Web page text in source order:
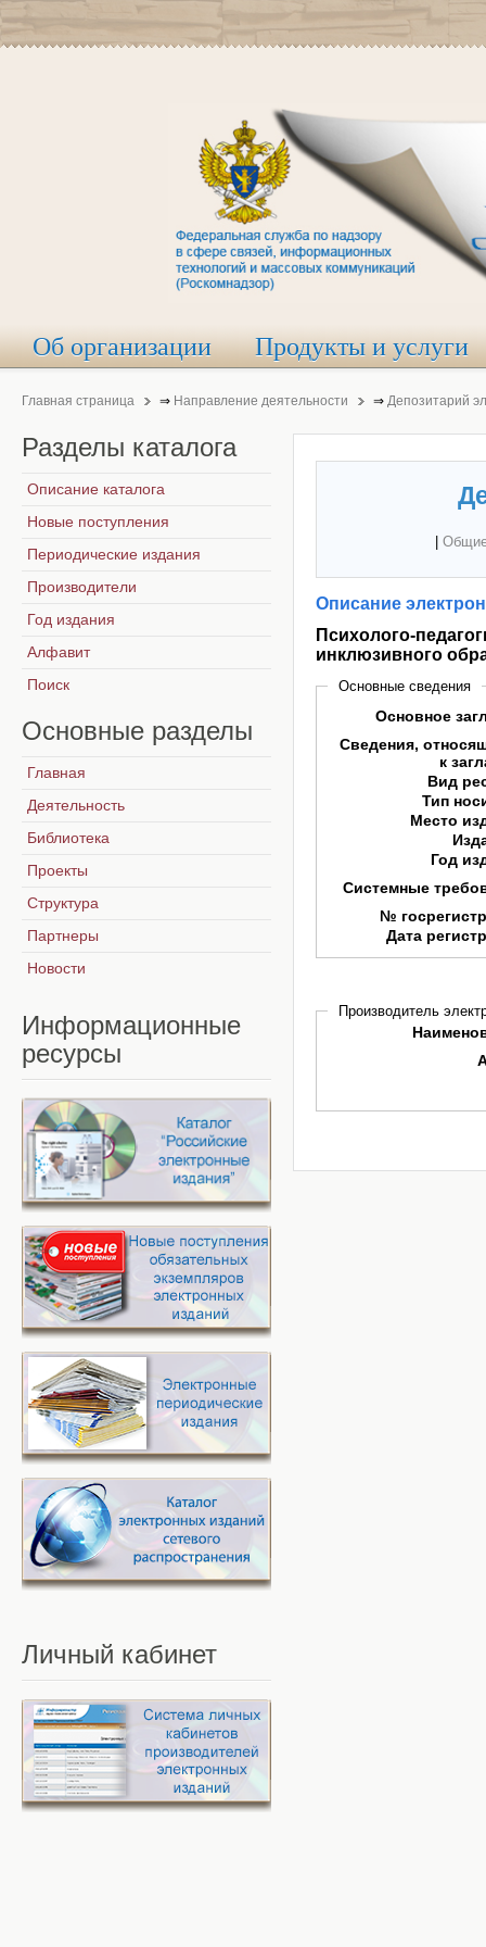
Об организации Продукты и услуги
Главная страница ⇒ Направление деятельности ⇒ Депозитарий
Описание
Психолого-
инклюзивного
Основные сведения
Основное
Сведения,
к
Вид
Тип
Место
Год
Системные
№
Дата
Производитель
Разделы каталога
Описание каталога
Новые поступления
Периодические издания
Производители
Год издания
Алфавит
Поиск
Основные разделы
Главная
Деятельность
Библиотека
Проекты
Структура
Партнеры
Новости
Информационные
ресурсы
Личный кабинет